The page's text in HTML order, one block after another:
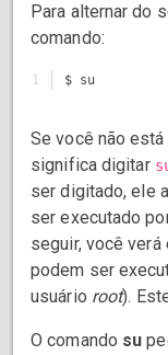
Para alternar do
comando:
Se você não
significa digitar
ser digitado, ele
ser executado
seguir, você
podem ser
usuário root).
O comando su